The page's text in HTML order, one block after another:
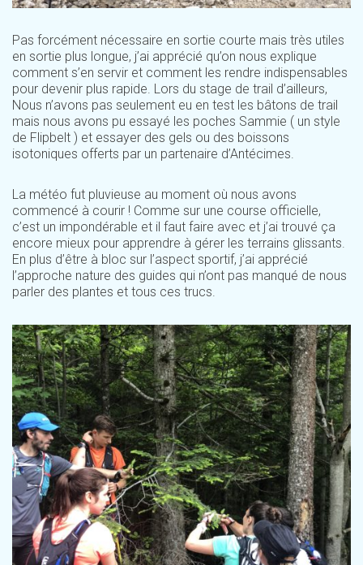
Pas forcément nécessaire en sortie courte mais très utiles
en sortie plus longue, j’ai apprécié qu’on nous explique
comment s’en servir et comment les rendre indispensables
pour devenir plus rapide. Lors du stage de trail d’ailleurs,
Nous n’avons pas seulement eu en test les bâtons de trail
mais nous avons pu essayé les poches Sammie ( un style
de Flipbelt ) et essayer des gels ou des boissons
isotoniques offerts par un partenaire d’Antécimes.
La météo fut pluvieuse au moment où nous avons
commencé à courir ! Comme sur une course officielle,
c’est un impondérable et il faut faire avec et j’ai trouvé ça
encore mieux pour apprendre à gérer les terrains glissants.
En plus d’être à bloc sur l’aspect sportif, j’ai apprécié
l’approche nature des guides qui n’ont pas manqué de nous
parler des plantes et tous ces trucs.